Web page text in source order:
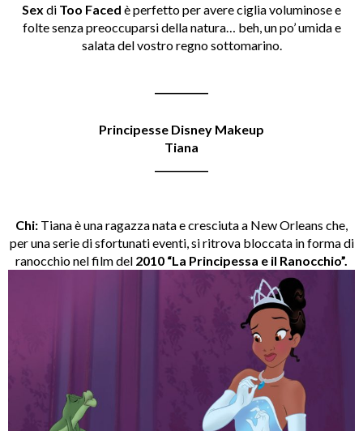
Sex di Too Faced è perfetto per avere ciglia voluminose e
folte senza preoccuparsi della natura… beh, un po’ umida e
salata del vostro regno sottomarino.
Principesse Disney Makeup
Tiana
Chi: Tiana è una ragazza nata e cresciuta a New Orleans che,
per una serie di sfortunati eventi, si ritrova bloccata in forma di
ranocchio nel film del 2010 “La Principessa e il Ranocchio”.